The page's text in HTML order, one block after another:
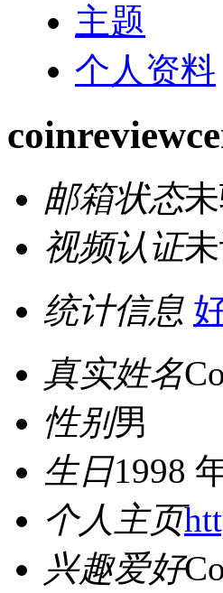
主题
个人资料
邮箱状态
视频认证
统计信息
真实姓名
性别男
生日1998
个人主页
兴趣爱好